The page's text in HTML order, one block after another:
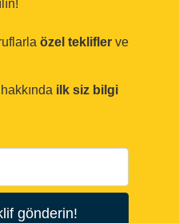
özel teklifler ve
ilk siz bilgi
gönderin!